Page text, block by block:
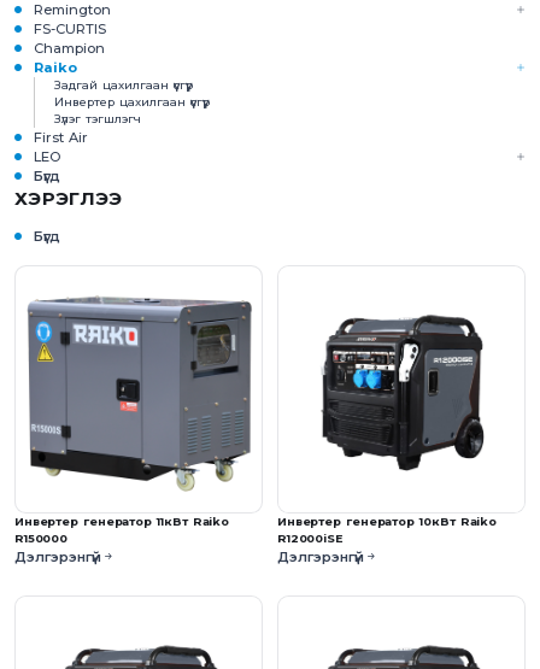
Remington
FS-CURTIS
Champion
Raiko
Задгай цахилгаан үүсгүүр
Инвертер цахилгаан үүсгүүр
Зүлэг тэгшлэгч
First Air
LEO
Бүгд
ХЭРЭГЛЭЭ
Бүгд
Инвертер генератор 11кВт Raiko
R150000
Дэлгэрэнгүй
Инвертер генератор 10кВт Raiko
R12000iSE
Дэлгэрэнгүй